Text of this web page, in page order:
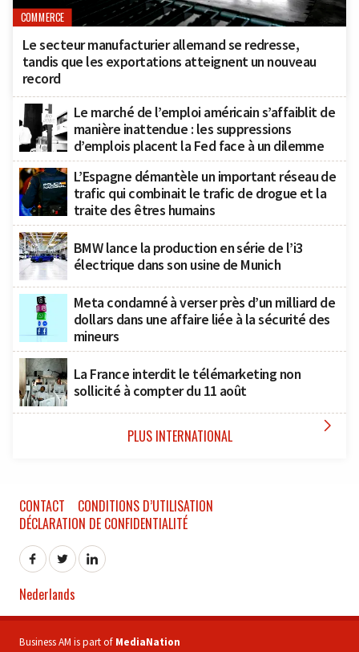
COMMERCE
Le secteur manufacturier allemand se redresse,
tandis que les exportations atteignent un nouveau
record
Le marché de l’emploi américain s’affaiblit de
manière inattendue : les suppressions
d’emplois placent la Fed face à un dilemme
L’Espagne démantèle un important réseau de
trafic qui combinait le trafic de drogue et la
traite des êtres humains
BMW lance la production en série de l’i3
électrique dans son usine de Munich
Meta condamné à verser près d’un milliard de
dollars dans une affaire liée à la sécurité des
mineurs
La France interdit le télémarketing non
sollicité à compter du 11 août
PLUS INTERNATIONAL 
CONTACT
CONDITIONS D’UTILISATION
DÉCLARATION DE CONFIDENTIALITÉ
Nederlands
Business AM is part of MediaNation